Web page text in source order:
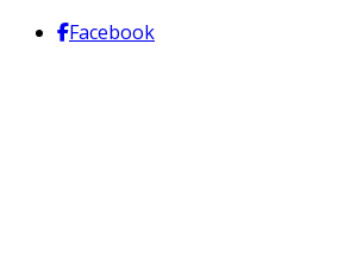
Facebook